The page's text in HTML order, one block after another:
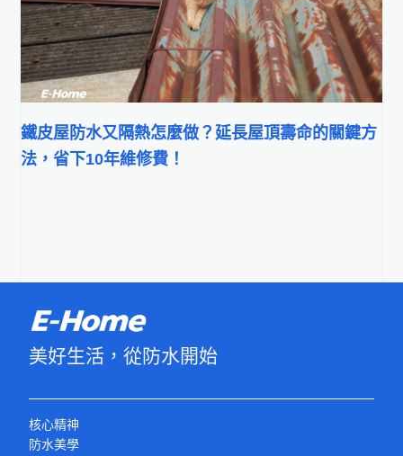
鐵皮屋防水又隔熱怎麼做？延長屋頂壽命的關鍵方
法，省下10年維修費！
美好生活，從防水開始
核心精神
防水美學